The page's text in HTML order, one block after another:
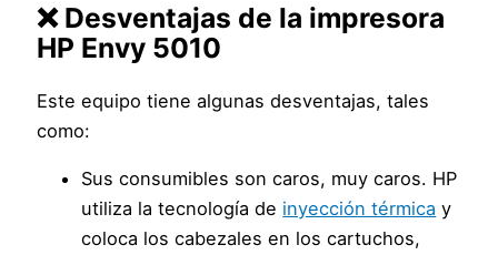
❌ Desventajas de la impresora
HP Envy 5010
Este equipo tiene algunas desventajas, tales
como:
Sus consumibles son caros, muy caros. HP
utiliza la tecnología de inyección térmica y
coloca los cabezales en los cartuchos,